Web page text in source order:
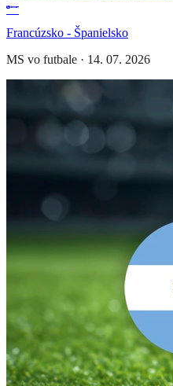
Francúzsko - Španielsko
MS vo futbale · 14. 07. 2026